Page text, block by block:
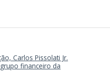
Carlos Pissolati Jr.
financeiro da